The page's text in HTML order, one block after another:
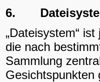
6.
„Dateisystem“
die nach
Sammlung
Gesichtspunkten